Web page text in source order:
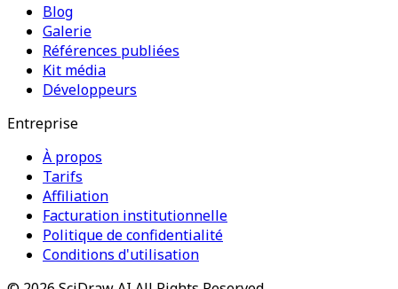
Blog
Galerie
Références publiées
Kit média
Développeurs
Entreprise
À propos
Tarifs
Affiliation
Facturation institutionnelle
Politique de confidentialité
Conditions d'utilisation